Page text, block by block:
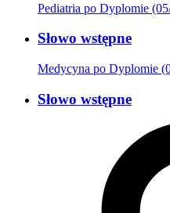
Pediatria po Dyplomie
Słowo wstępne
Medycyna po Dyplomie
Słowo wstępne